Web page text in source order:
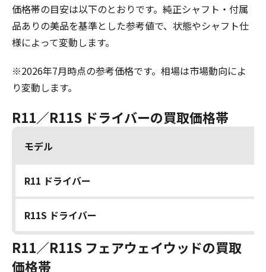
価格帯の目安は以下のとおりです。純正シャフト・付属
品ありの美品を基準とした参考値で、状態やシャフト仕
様によって変動します。
※2026年7月時点の参考価格です。相場は市場動向によ
り変動します。
R11／R11S ドライバーの買取価格帯
モデル
R11 ドライバー
R11S ドライバー
R11／R11S フェアウェイウッドの買取
価格帯